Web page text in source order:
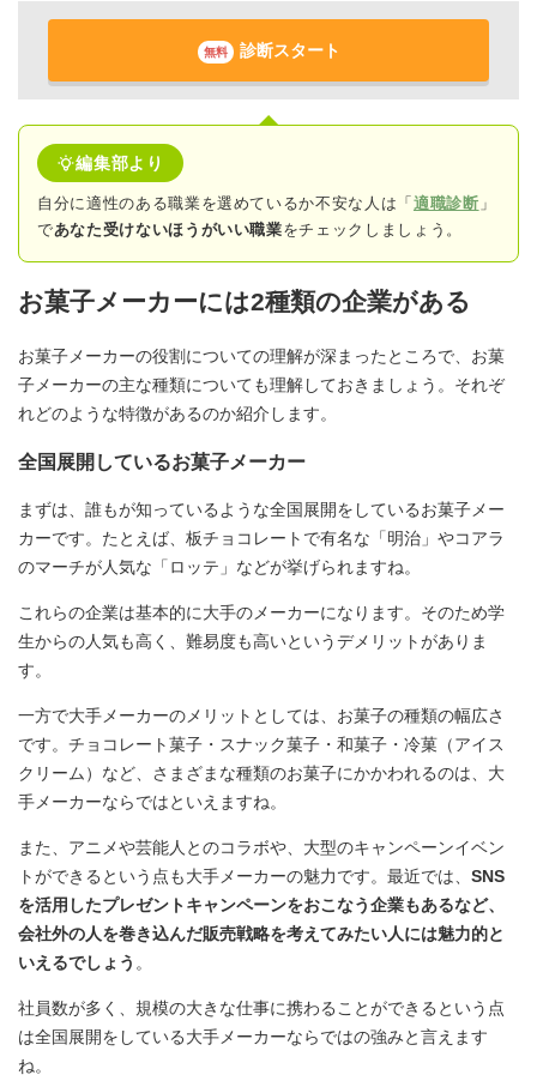
無料 診断スタート
編集部より
自分に適性のある職業を選めているか不安な人は「 適職診断 」
であなた受けないほうがいい職業をチェックしましょう。
お菓子メーカーには2種類の企業がある
お菓子メーカーの役割についての理解が深まったところで、お菓
子メーカーの主な種類についても理解しておきましょう。それぞ
れどのような特徴があるのか紹介します。
全国展開しているお菓子メーカー
まずは、誰もが知っているような全国展開をしているお菓子メー
カーです。たとえば、板チョコレートで有名な「明治」やコアラ
のマーチが人気な「ロッテ」などが挙げられますね。
これらの企業は基本的に大手のメーカーになります。そのため学
生からの人気も高く、難易度も高いというデメリットがありま
す。
一方で大手メーカーのメリットとしては、お菓子の種類の幅広さ
です。チョコレート菓子・スナック菓子・和菓子・冷菓（アイス
クリーム）など、さまざまな種類のお菓子にかかわれるのは、大
手メーカーならではといえますね。
また、アニメや芸能人とのコラボや、大型のキャンペーンイベン
トができるという点も大手メーカーの魅力です。最近では、 SNS
を活用したプレゼントキャンペーンをおこなう企業もあるなど、
会社外の人を巻き込んだ販売戦略を考えてみたい人には魅力的と
いえるでしょう 。
社員数が多く、規模の大きな仕事に携わることができるという点
は全国展開をしている大手メーカーならではの強みと言えます
ね。